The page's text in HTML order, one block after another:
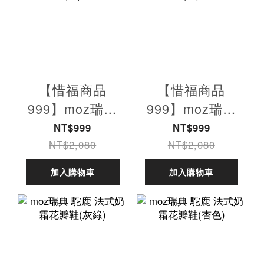
【惜福商品
999】moz瑞典
駝鹿 小香風休閒
鞋(藍)
NT$999
NT$2,080
加入購物車
【惜福商品
999】moz瑞典
駝鹿 小香風休閒
鞋 (白)
NT$999
NT$2,080
加入購物車